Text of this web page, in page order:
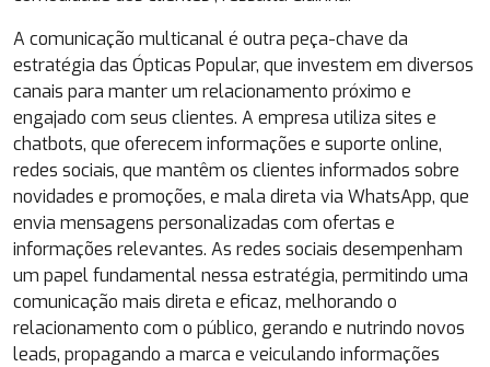
A comunicação multicanal é outra peça-chave da
estratégia das Ópticas Popular, que investem em diversos
canais para manter um relacionamento próximo e
engajado com seus clientes. A empresa utiliza sites e
chatbots, que oferecem informações e suporte online,
redes sociais, que mantêm os clientes informados sobre
novidades e promoções, e mala direta via WhatsApp, que
envia mensagens personalizadas com ofertas e
informações relevantes. As redes sociais desempenham
um papel fundamental nessa estratégia, permitindo uma
comunicação mais direta e eficaz, melhorando o
relacionamento com o público, gerando e nutrindo novos
leads, propagando a marca e veiculando informações